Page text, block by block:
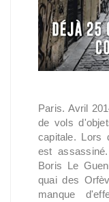
Paris. Avril
de vols
capitale. Lors
est
Boris Le
quai des
manque